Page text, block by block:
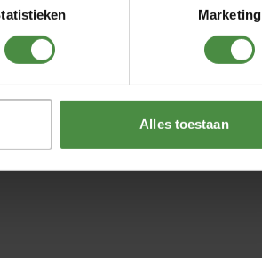
Marketing
Alles toestaan